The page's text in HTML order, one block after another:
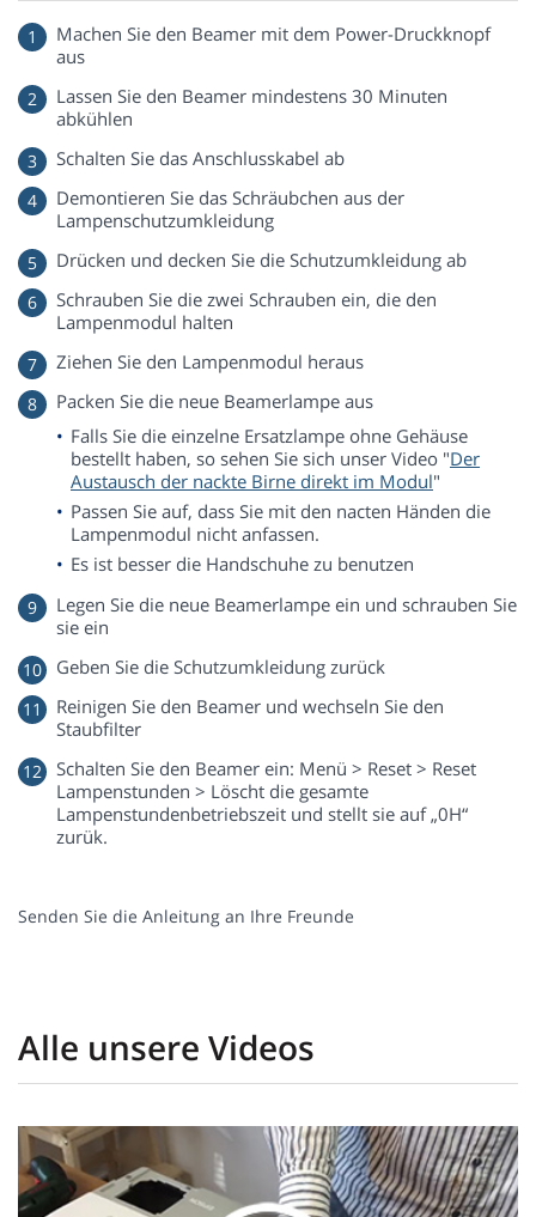
Machen Sie den Beamer mit dem Power-Druckknopf
aus
Lassen Sie den Beamer mindestens 30 Minuten
abkühlen
Schalten Sie das Anschlusskabel ab
Demontieren Sie das Schräubchen aus der
Lampenschutzumkleidung
Drücken und decken Sie die Schutzumkleidung ab
Schrauben Sie die zwei Schrauben ein, die den
Lampenmodul halten
Ziehen Sie den Lampenmodul heraus
Packen Sie die neue Beamerlampe aus
Falls Sie die einzelne Ersatzlampe ohne Gehäuse
bestellt haben, so sehen Sie sich unser Video "Der
Austausch der nackte Birne direkt im Modul"
Passen Sie auf, dass Sie mit den nacten Händen die
Lampenmodul nicht anfassen.
Es ist besser die Handschuhe zu benutzen
Legen Sie die neue Beamerlampe ein und schrauben Sie
sie ein
Geben Sie die Schutzumkleidung zurück
Reinigen Sie den Beamer und wechseln Sie den
Staubfilter
Schalten Sie den Beamer ein: Menü > Reset > Reset
Lampenstunden > Löscht die gesamte
Lampenstundenbetriebszeit und stellt sie auf „0H“
zurük.
Senden Sie die Anleitung an Ihre Freunde
Alle unsere Videos